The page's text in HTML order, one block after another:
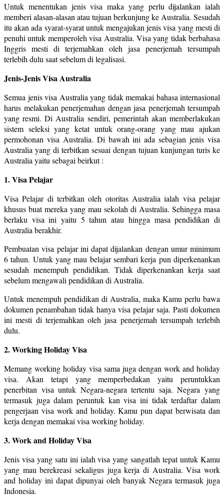
Untuk menentukan jenis visa maka yang perlu dijalankan ialah
memberi alasan-alasan atau tujuan berkunjung ke Australia. Sesudah
itu akan ada syarat-syarat untuk mengajukan jenis visa yang mesti di
penuhi untuk memperoleh visa Australia. Visa yang tidak berbahasa
Inggris mesti di terjemahkan oleh jasa penerjemah tersumpah
terlebih dulu saat sebelum di legalisasi.
Jenis-Jenis Visa Australia
Semua jenis visa Australia yang tidak memakai bahasa internasional
harus melakukan penerjemahan dengan jasa penerjemah tersumpah
yang resmi. Di Australia sendiri, pemerintah akan memberlakukan
sistem seleksi yang ketat untuk orang-orang yang mau ajukan
permohonan visa Australia. Di bawah ini ada sebagian jenis visa
Australia yang di terbitkan sesuai dengan tujuan kunjungan turis ke
Australia yaitu sebagai beirkut :
1. Visa Pelajar
Visa Pelajar di terbitkan oleh otoritas Australia ialah visa pelajar
khusus buat mereka yang mau sekolah di Australia. Sehingga masa
berlaku visa ini yaitu 5 tahun atau hingga masa pendidikan di
Australia berakhir.
Pembuatan visa pelajar ini dapat dijalankan dengan umur minimum
6 tahun. Untuk yang mau belajar sembari kerja pun diperkenankan
sesudah menempuh pendidikan. Tidak diperkenankan kerja saat
sebelum mengawali pendidikan di Australia.
Untuk menempuh pendidikan di Australia, maka Kamu perlu bawa
dokumen penambahan tidak hanya visa pelajar saja. Pasti dokumen
ini mesti di terjemahkan oleh jasa penerjemah tersumpah terlebih
dulu.
2. Working Holiday Visa
Memang working holiday visa sama juga dengan work and holiday
visa. Akan tetapi yang memperbedakan yaitu peruntukkan
penerbitan visa untuk Negara-negara tertentu saja. Negara yang
termasuk juga dalam peruntuk kan visa ini tidak terdaftar dalam
pengerjaan visa work and holiday. Kamu pun dapat berwisata dan
kerja dengan memakai visa working holiday.
3. Work and Holiday Visa
Jenis visa yang satu ini ialah visa yang sangatlah tepat untuk Kamu
yang mau berekreasi sekaligus juga kerja di Australia. Visa work
and holiday ini dapat dipunyai oleh banyak Negara termasuk juga
Indonesia.